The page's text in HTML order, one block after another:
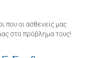
που οι ασθενείς μας
στο πρόβλημα τους!